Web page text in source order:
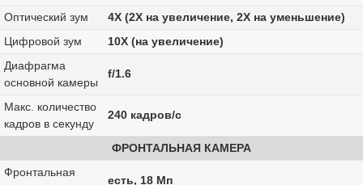
Оптический зум
4X (2X на увеличение, 2X на уменьшение)
Цифровой зум
10X (на увеличение)
Диафрагма
основной камеры
f/1.6
Макс. количество
кадров в секунду
240 кадров/с
ФРОНТАЛЬНАЯ КАМЕРА
Фронтальная
есть, 18 Мп